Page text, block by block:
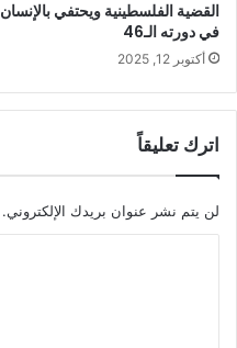
القضية الفلسطينية ويحتفي بالإنسان
في دورته الـ46
أكتوبر 12, 2025
اترك تعليقاً
لن يتم نشر عنوان بريدك الإلكتروني.